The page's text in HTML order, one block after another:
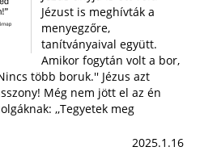
Jézust is meghívták a
menyegzőre,
tanítványaival együtt.
Amikor fogytán volt a bor,
több boruk.'' Jézus azt
Még nem jött el az én
,,Tegyetek meg
2025.1.16